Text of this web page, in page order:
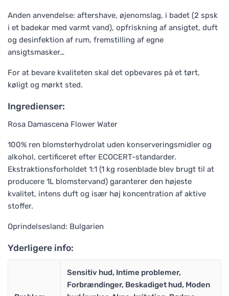
Anden anvendelse: aftershave, øjenomslag, i badet (2 spsk
i et badekar med varmt vand), opfriskning af ansigtet, duft
og desinfektion af rum, fremstilling af egne
ansigtsmasker…
For at bevare kvaliteten skal det opbevares på et tørt,
køligt og mørkt sted.
Ingredienser:
Rosa Damascena Flower Water
100% ren blomsterhydrolat uden konserveringsmidler og
alkohol, certificeret efter ECOCERT-standarder.
Ekstraktionsforholdet 1:1 (1 kg rosenblade blev brugt til at
producere 1L blomstervand) garanterer den højeste
kvalitet, intens duft og især høj koncentration af aktive
stoffer.
Oprindelsesland: Bulgarien
Yderligere info:
Sensitiv hud, Intime problemer,
Forbrændinger, Beskadiget hud, Moden